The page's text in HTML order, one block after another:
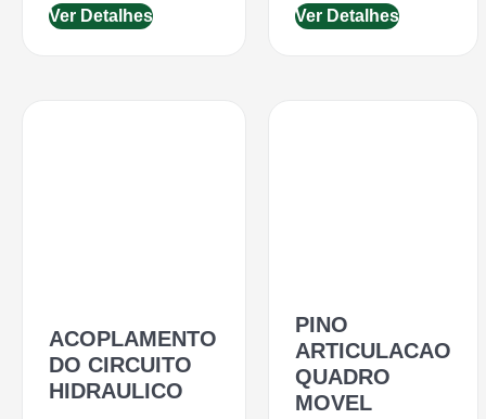
Ver Detalhes Ver Detalhes
ACOPLAMENTO
DO CIRCUITO
HIDRAULICO
PINO
ARTICULACAO
QUADRO
MOVEL